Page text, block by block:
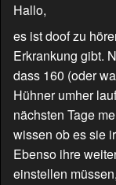
Hallo,
es ist doof zu
Erkrankung gibt.
dass 160 (oder
Hühner umher
nächsten Tage
wissen ob es sie
Ebenso ihre
einstellen